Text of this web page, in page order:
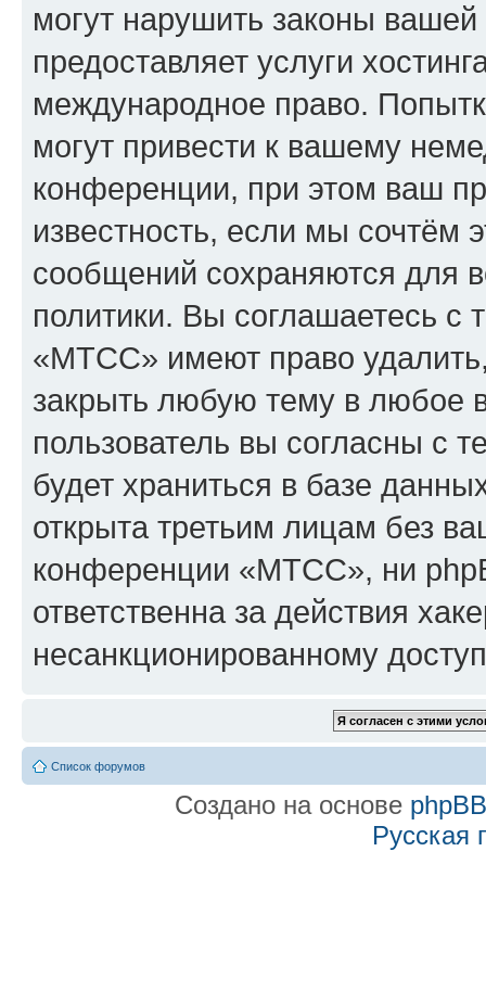
могут нарушить законы
предоставляет услуги
международное право.
могут привести к вашему
конференции, при этом ваш
известность, если мы сочтём
сообщений сохраняются для
политики. Вы соглашаетесь
«МТСС» имеют право удалить,
закрыть любую тему в любое
пользователь вы согласны с
будет храниться в базе
открыта третьим лицам без
конференции «МТСС», ни
ответственна за действия
несанкционированному
Список форумов
Создано на основе phpBB
Русская